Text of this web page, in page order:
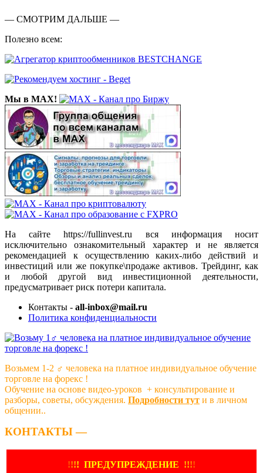
— СМОТРИМ ДАЛЬШЕ —
Полезно всем:
Мы в MAX!
На сайте https://fullinvest.ru вся информация носит
исключительно ознакомительный характер и не является
рекомендацией к осуществлению каких-либо действий и
инвестиций или же покупке\продаже активов. Трейдинг, как
и любой другой вид инвестиционной деятельности,
предусматривает риск потери капитала.
Контакты - all-inbox@mail.ru
Политика конфиденциальности
Возьмем 1-2 ‍♂️ человека на платное индивидуальное обучение
торговле на форекс !
Обучение на основе видео-уроков ️ + консультирование и
разборы, советы, обсуждения. Подробности тут и в личном
общении..
КОНТАКТЫ —
!!!! ПРЕДУПРЕЖДЕНИЕ !!!!